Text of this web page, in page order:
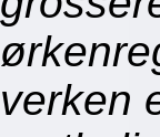
verken